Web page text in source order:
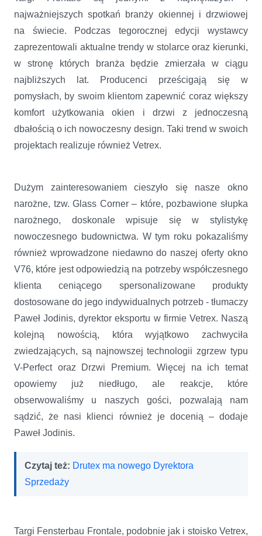
najważniejszych spotkań branży okiennej i drzwiowej
na świecie. Podczas tegorocznej edycji wystawcy
zaprezentowali aktualne trendy w stolarce oraz kierunki,
w stronę których branża będzie zmierzała w ciągu
najbliższych lat. Producenci prześcigają się w
pomysłach, by swoim klientom zapewnić coraz większy
komfort użytkowania okien i drzwi z jednoczesną
dbałością o ich nowoczesny design. Taki trend w swoich
projektach realizuje również Vetrex.
Dużym zainteresowaniem cieszyło się nasze okno
narożne, tzw. Glass Corner – które, pozbawione słupka
narożnego, doskonale wpisuje się w stylistykę
nowoczesnego budownictwa. W tym roku pokazaliśmy
również wprowadzone niedawno do naszej oferty okno
V76, które jest odpowiedzią na potrzeby współczesnego
klienta ceniącego spersonalizowane produkty
dostosowane do jego indywidualnych potrzeb - tłumaczy
Paweł Jodinis, dyrektor eksportu w firmie Vetrex. Naszą
kolejną nowością, która wyjątkowo zachwyciła
zwiedzających, są najnowszej technologii zgrzew typu
V-Perfect oraz Drzwi Premium. Więcej na ich temat
opowiemy już niedługo, ale reakcje, które
obserwowaliśmy u naszych gości, pozwalają nam
sądzić, że nasi klienci również je docenią – dodaje
Paweł Jodinis.
Czytaj też: Drutex ma nowego Dyrektora
Sprzedaży
Targi Fensterbau Frontale, podobnie jak i stoisko Vetrex,